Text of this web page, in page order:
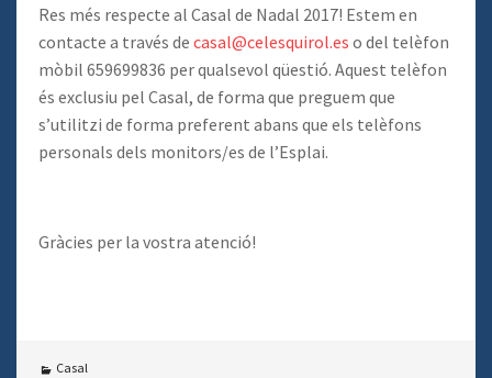
Res més respecte al Casal de Nadal 2017! Estem en
contacte a través de casal@celesquirol.es o del telèfon
mòbil 659699836 per qualsevol qüestió. Aquest telèfon
és exclusiu pel Casal, de forma que preguem que
s’utilitzi de forma preferent abans que els telèfons
personals dels monitors/es de l’Esplai.
Gràcies per la vostra atenció!
Casal